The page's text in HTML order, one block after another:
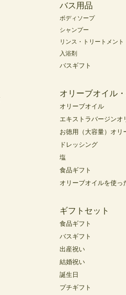
バス用品
ボディソープ
シャンプー
リンス・トリートメント
入浴剤
バスギフト
オリーブオイル
オリーブオイル
エキストラバージンオ
お徳用（大容量）オリ
ドレッシング
塩
食品ギフト
オリーブオイルを使っ
ギフトセット
食品ギフト
バスギフト
出産祝い
結婚祝い
誕生日
プチギフト